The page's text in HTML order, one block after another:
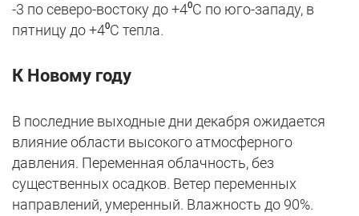
-3 по северо-востоку до +4⁰С по юго-западу, в
пятницу до +4⁰С тепла.
К Новому году
В последние выходные дни декабря ожидается
влияние области высокого атмосферного
давления. Переменная облачность, без
существенных осадков. Ветер переменных
направлений, умеренный. Влажность до 90%.